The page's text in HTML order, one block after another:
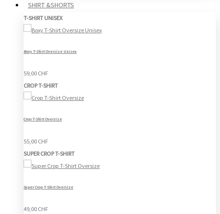
SHIRT &SHORTS
T-SHIRT UNISEX
Boxy T-Shirt Oversize Unisex
59,00 CHF
CROP T-SHIRT
Crop T-Shirt Oversize
55,00 CHF
SUPER CROP T-SHIRT
Super Crop T-Shirt Oversize
49,00 CHF